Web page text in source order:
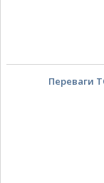
Переваги